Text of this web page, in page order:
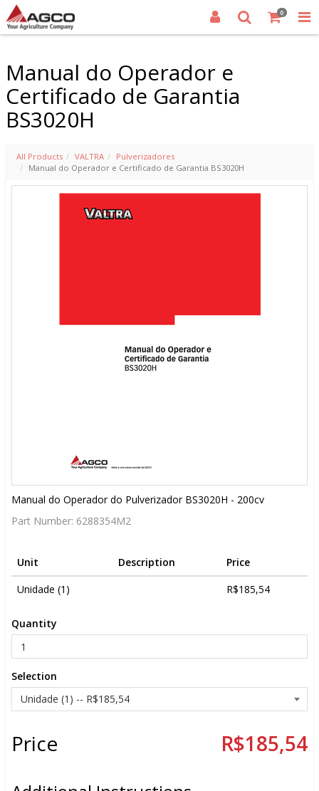
0
Manual do Operador e
Certificado de Garantia
BS3020H
All Products VALTRA
Pulverizadores
Manual do Operador e Certificado de Garantia BS3020H
Manual do Operador do Pulverizador BS3020H - 200cv
Part Number: 6288354M2
Unit Description
Price
Unidade (1)
R$185,54
Quantity
Selection
Price R$185,54